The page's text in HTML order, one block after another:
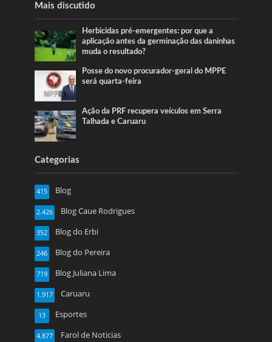
Mais discutido
Herbicidas pré-emergentes: por que a
aplicação antes da germinação das daninhas
muda o resultado?
Posse do novo procurador-geral do MPPE
será quarta-feira
Ação da PRF recupera veículos em Serra
Talhada e Caruaru
Categorias
Blog
415
Blog Caue Rodrigues
2.426
Blog do Erbi
352
Blog do Pereira
246
Blog Juliana Lima
719
Caruaru
1.917
Esportes
13
Farol de Noticias
4.877